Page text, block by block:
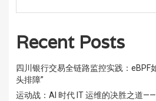
Recent Posts
四川银行交易全链路监控实践：eBPF
头排障”
运动战：AI 时代 IT 运维的决胜之道